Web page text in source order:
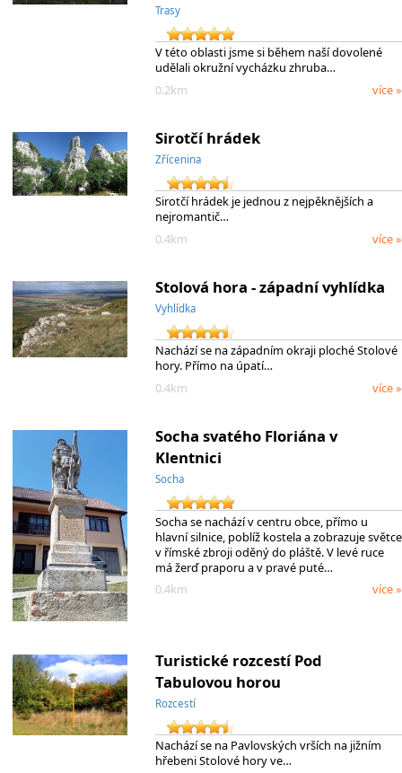
Trasy
V této oblasti jsme si během naší dovolené
udělali okružní vycházku zhruba…
0.2km
více »
Sirotčí hrádek
Zřícenina
Sirotčí hrádek je jednou z nejpěknějších a
nejromantič…
0.4km
více »
Stolová hora - západní vyhlídka
Vyhlídka
Nachází se na západním okraji ploché Stolové
hory. Přímo na úpatí…
0.4km
více »
Socha svatého Floriána v
Klentnici
Socha
Socha se nachází v centru obce, přímo u
hlavní silnice, poblíž kostela a zobrazuje světce
v římské zbroji oděný do pláště. V levé ruce
má žerď praporu a v pravé puté…
0.4km
více »
Turistické rozcestí Pod
Tabulovou horou
Rozcestí
Nachází se na Pavlovských vrších na jižním
hřebeni Stolové hory ve…